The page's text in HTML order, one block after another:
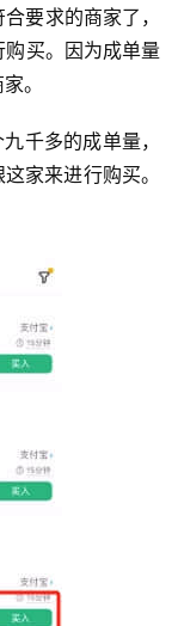
要求的商家了，
买。因为成单量
。
千多的成单量，
家来进行购买。